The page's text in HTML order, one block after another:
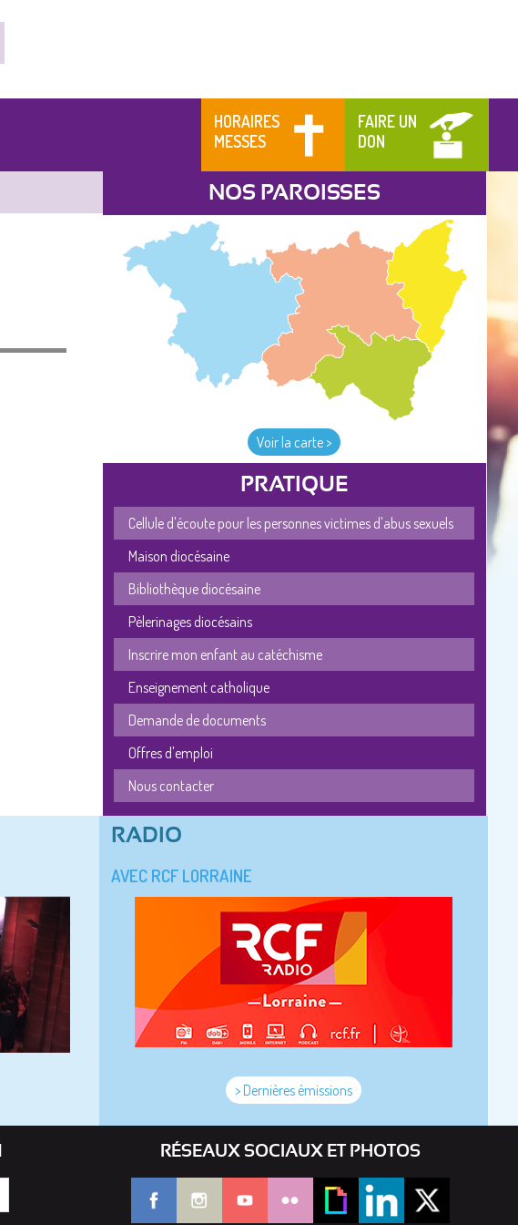
HORAIRES
MESSES
FAIRE UN
DON
NOS PAROISSES
Voir la carte >
PRATIQUE
Cellule d'écoute pour les personnes victimes d'abus sexuels
Maison diocésaine
Bibliothèque diocésaine
Pèlerinages diocésains
Inscrire mon enfant au catéchisme
Enseignement catholique
Demande de documents
Offres d'emploi
Nous contacter
RADIO
AVEC RCF LORRAINE
> Dernières émissions
RÉSEAUX SOCIAUX ET PHOTOS